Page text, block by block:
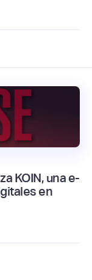
KOIN, una e-
en